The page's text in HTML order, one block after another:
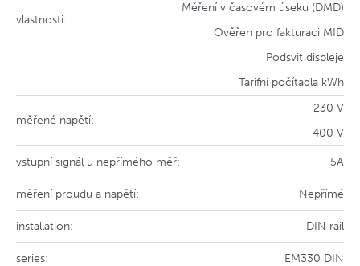
vlastnosti:
Měření v časovém úseku (DMD)
Ověřen pro fakturaci MID
Podsvit displeje
Tarifní počítadla kWh
měřené napětí:
230 V
400 V
vstupní signál u nepřímého měř: 5A
měření proudu a napětí: Nepřímé
installation: DIN rail
series: EM330 DIN